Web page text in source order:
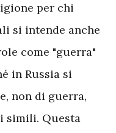
per chi
si intende anche
come "guerra"
in Russia si
non di guerra,
simili. Questa